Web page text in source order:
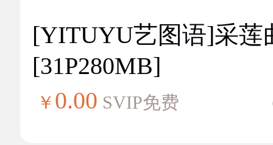
[YITUYU艺图语]采莲
[31P280MB]
￥ 0.00 SVIP免费